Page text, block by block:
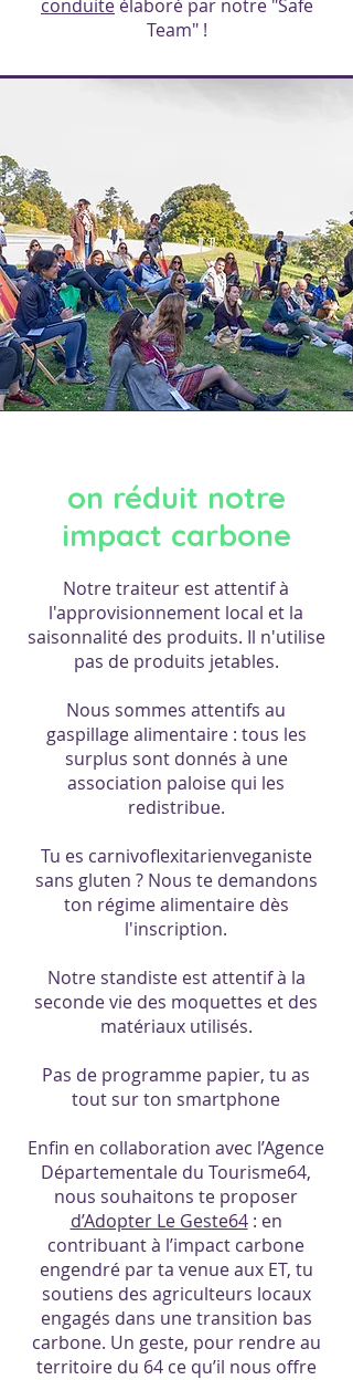
conduite élaboré par notre "Safe
Team" !
on réduit notre
impact carbone
Notre traiteur est attentif à
l'approvisionnement local et la
saisonnalité des produits. Il n'utilise
pas de produits jetables.
Nous sommes attentifs au
gaspillage alimentaire : tous les
surplus sont donnés à une
association paloise qui les
redistribue.
Tu es carnivoflexitarienveganiste
sans gluten ? Nous te demandons
ton régime alimentaire dès
l'inscription.
Notre standiste est attentif à la
seconde vie des moquettes et des
matériaux utilisés.
Pas de programme papier, tu as
tout sur ton smartphone
Enfin en collaboration avec l’Agence
Départementale du Tourisme64,
nous souhaitons te proposer
d’Adopter Le Geste64: en
contribuant à l’impact carbone
engendré par ta venue aux ET, tu
soutiens des agriculteurs locaux
engagés dans une transition bas
carbone. Un geste, pour rendre au
territoire du 64 ce qu’il nous offre